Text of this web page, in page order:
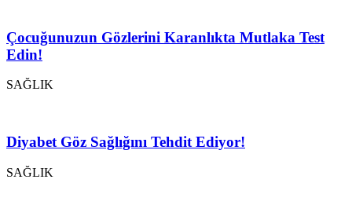
Çocuğunuzun Gözlerini Karanlıkta Mutlaka Test
Edin!
SAĞLIK
Diyabet Göz Sağlığını Tehdit Ediyor!
SAĞLIK